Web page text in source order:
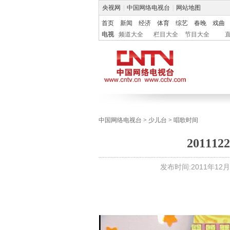
央视网 中国网络电视台 网站地图
首页 新闻 经济 体育 综艺 春晚
戏曲
电视
频道大全 栏目大全 节目大全
中国网络电视台 > 少儿台 > 唱歌时间
发布时间:2011年12